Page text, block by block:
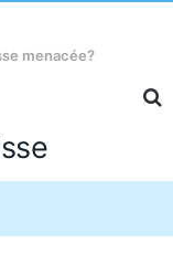
menacée?